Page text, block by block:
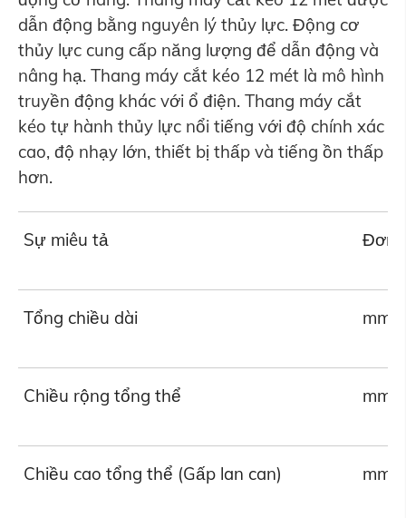
dẫn động bằng nguyên lý thủy lực. Động cơ
thủy lực cung cấp năng lượng để dẫn động và
nâng hạ. Thang máy cắt kéo 12 mét là mô hình
truyền động khác với ổ điện. Thang máy cắt
kéo tự hành thủy lực nổi tiếng với độ chính xác
cao, độ nhạy lớn, thiết bị thấp và tiếng ồn thấp
hơn.
Sự miêu tả Đơn
Tổng chiều dài mm
Chiều rộng tổng thể mm
Chiều cao tổng thể (Gấp lan can) mm